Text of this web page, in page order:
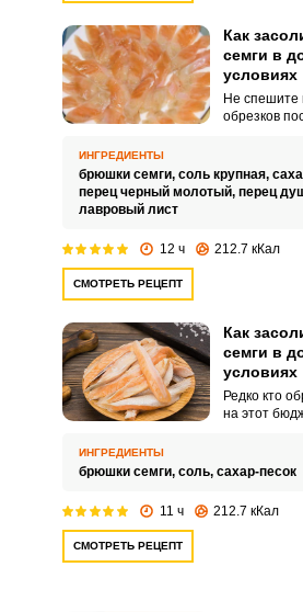
Как
семги в
условиях
Не спешите
обрезков
бульон или
соленую
ИНГРЕДИЕНТЫ
брюшки семги, соль крупная,
перец черный молотый, перец
лавровый лист
12 ч 212.7 кКал
СМОТРЕТЬ РЕЦЕПТ
Как
семги в
условиях
Редко кто
на этот
количество
ИНГРЕДИЕНТЫ
брюшки семги, соль, сахар-песок
11 ч 212.7 кКал
СМОТРЕТЬ РЕЦЕПТ